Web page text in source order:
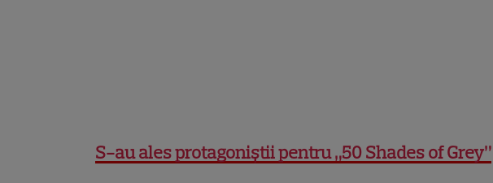
S-au ales protagoniştii pentru „50 Shades of Grey”